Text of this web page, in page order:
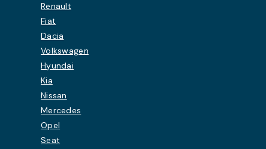
Renault
Fiat
Dacia
Volkswagen
Hyundai
Kia
Nissan
Mercedes
Opel
Seat